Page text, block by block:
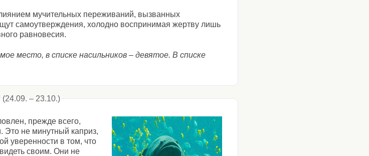
мучительных переживаний, вызванных
самоутверждения, холодно воспринимая жертву лишь
равновесия.
место, в списке насильников – девятое. В списке
(24.09. – 23.10.)
прежде всего,
Это не минутный каприз,
уверенности в том, что
своим. Они не